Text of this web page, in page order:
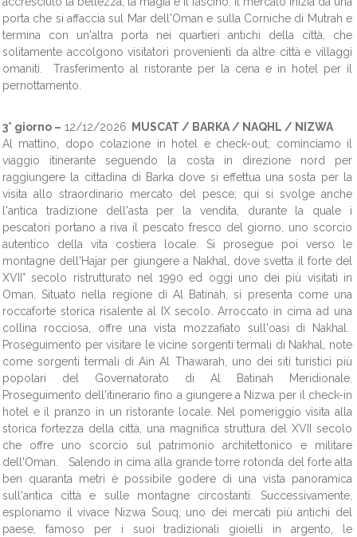
porta che si affaccia sul Mar dell'Oman e sulla Corniche di Mutrah e
termina con un'altra porta nei quartieri antichi della città, che
solitamente accolgono visitatori provenienti da altre città e villaggi
omaniti. Trasferimento al ristorante per la cena e in hotel per il
pernottamento.
3° giorno – 12/12/2026 MUSCAT / BARKA / NAQHL / NIZWA
Al mattino, dopo colazione in hotel e check-out, cominciamo il
viaggio itinerante seguendo la costa in direzione nord per
raggiungere la cittadina di Barka dove si effettua una sosta per la
visita allo straordinario mercato del pesce; qui si svolge anche
l'antica tradizione dell'asta per la vendita, durante la quale i
pescatori portano a riva il pescato fresco del giorno, uno scorcio
autentico della vita costiera locale. Si prosegue poi verso le
montagne dell'Hajar per giungere a Nakhal, dove svetta il forte del
XVII° secolo ristrutturato nel 1990 ed oggi uno dei più visitati in
Oman. Situato nella regione di Al Batinah, si presenta come una
roccaforte storica risalente al IX secolo. Arroccato in cima ad una
collina rocciosa, offre una vista mozzafiato sull'oasi di Nakhal.
Proseguimento per visitare le vicine sorgenti termali di Nakhal, note
come sorgenti termali di Ain Al Thawarah, uno dei siti turistici più
popolari del Governatorato di Al Batinah Meridionale.
Proseguimento dell'itinerario fino a giungere a Nizwa per il check-in
hotel e il pranzo in un ristorante locale. Nel pomeriggio visita alla
storica fortezza della città, una magnifica struttura del XVII secolo
che offre uno scorcio sul patrimonio architettonico e militare
dell'Oman. Salendo in cima alla grande torre rotonda del forte alta
ben quaranta metri è possibile godere di una vista panoramica
sull'antica città e sulle montagne circostanti. Successivamente,
esploriamo il vivace Nizwa Souq, uno dei mercati più antichi del
paese, famoso per i suoi tradizionali gioielli in argento, le